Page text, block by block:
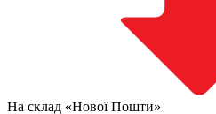
На склад «Нової Пошти»